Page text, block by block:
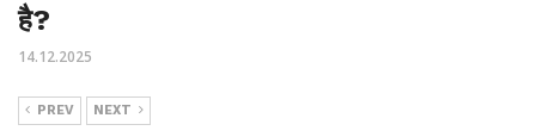
है?
14.12.2025
PREV NEXT